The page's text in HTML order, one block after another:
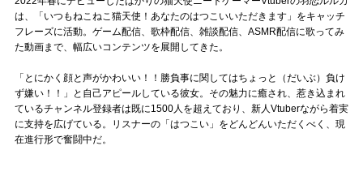
Follow us
Official SNS
は、「いつもねこねこ猫天使！あなたのはつこいいただきます」をキャッチ
フレーズに活動。ゲーム配信、歌枠配信、雑談配信、ASMR配信に歌ってみ
た動画まで、幅広いコンテンツを展開してきた。
「とにかく顔と声がかわいい！！勝負事に関してはちょっと（だいぶ）負け
ず嫌い！！」と自己アピールしている彼女。その魅力に癒され、惹き込まれ
ているチャンネル登録者は既に1500人を超えており、新人Vtuberながら着実
に支持を広げている。リスナーの「はつこい」をどんどんいただくべく、現
在進行形で奮闘中だ。